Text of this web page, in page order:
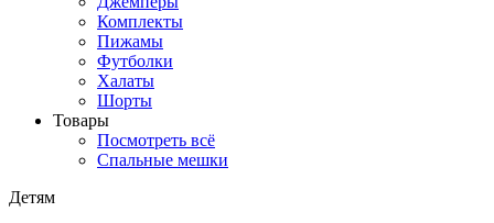
Комплекты
Пижамы
Футболки
Халаты
Шорты
Товары
Посмотреть всё
Спальные мешки
Детям